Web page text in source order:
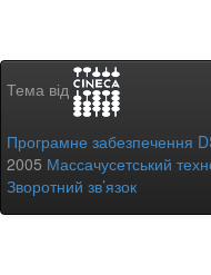
Тема від
Програмне забезпечення
2005 Массачусетський
Зворотний зв’язок